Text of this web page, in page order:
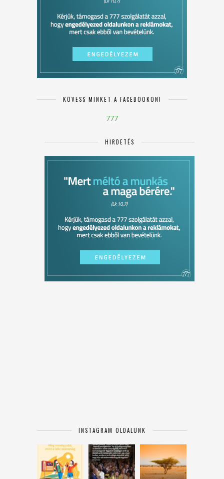
KÖVESS MINKET A FACEBOOKON!
777
HIRDETÉS
INSTAGRAM OLDALUNK